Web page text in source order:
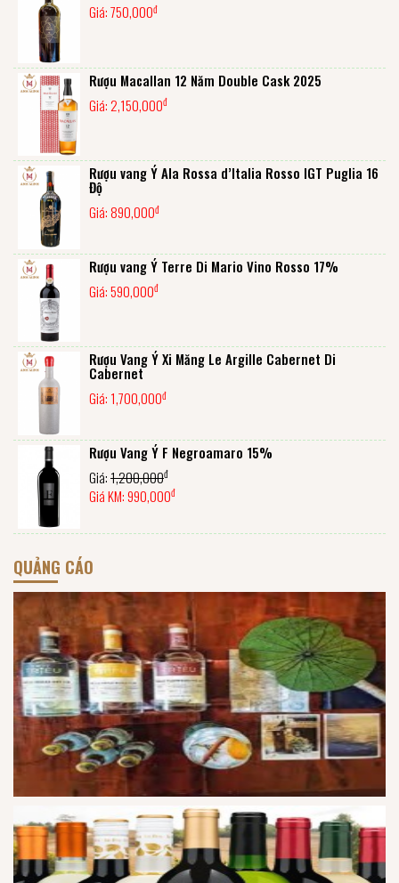
Giá:750,000đ
Rượu Macallan 12 Năm Double Cask 2025
Giá: 2,150,000đ
Rượu vang Ý Ala Rossa d’Italia Rosso IGT Puglia 16
Độ
Giá:890,000đ
Rượu vang Ý Terre Di Mario Vino Rosso 17%
Giá:590,000đ
Rượu Vang Ý Xi Măng Le Argille Cabernet Di
Cabernet
Giá: 1,700,000đ
Rượu Vang Ý F Negroamaro 15%
Giá:1,200,000đ
Giá KM:990,000đ
QUẢNG CÁO